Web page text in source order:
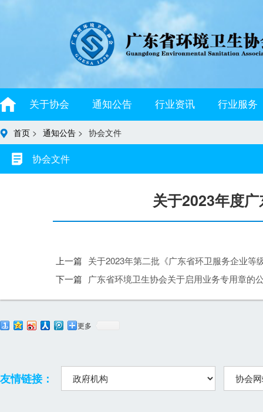
关于协会 通知公告 行业资讯 行业服务
首页 > 通知公告 > 协会文件
协会文件
关于2023年度
上一篇 关于2023年第二批《广东省环卫服务企业等
下一篇
广东省环境卫生协会关于启用业务专用章的
更多
友情链接：